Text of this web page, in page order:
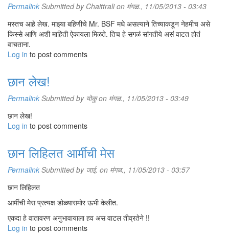
Permalink Submitted by Chaittralion मंगळ., 11/05/2013 - 03:43
मस्तच आहे लेख. माझ्या बहिणीचे Mr. BSF मधे असल्याने तिच्याकडून नेहमीच असे
किस्से आणि अशी माहिती ऐकायला मिळते. तिच हे सगळं सांगतीये असं वाटत होतं
वाचताना.
Log in to post comments
छान लेख!
Permalink Submitted by योकुon मंगळ., 11/05/2013 - 03:49
छान लेख!
Log in to post comments
छान लिहिलत आर्मीची मेस
Permalink Submitted by जाई. on मंगळ., 11/05/2013 - 03:57
छान लिहिलत
आर्मीची मेस प्रत्यक्ष डोळ्यासमोर ऊभी केलीत.
एकदा हे वातावरण अनुभावायाला हव अस वाटल तीव्रतेने !!
Log in to post comments